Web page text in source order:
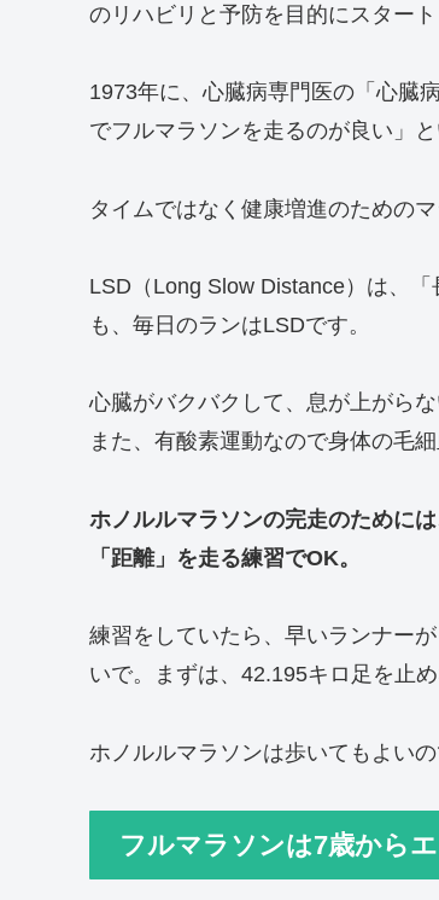
のリハビリと予防を目的にスタート
1973年に、心臓病専門医の「心臓
でフルマラソンを走るのが良い」
タイムではなく健康増進のためのマ
LSD（Long Slow Distance）は、
も、毎日のランはLSDです。
心臓がバクバクして、息が上がら
また、有酸素運動なので身体の毛
ホノルルマラソンの完走のために
「距離」を走る練習でOK。
練習をしていたら、早いランナー
いで。まずは、42.195キロ足を止
ホノルルマラソンは歩いてもよい
フルマラソンは7歳から